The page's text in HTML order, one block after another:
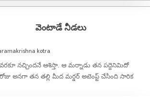
వెంటాడే నీడలు
kotra
నచ్చిందనే ఆశిస్తా. ఆ మర్నాడు తన పద్దెనిమిదో
అనగా తన తల్లి మీద మర్డర్ అటెంప్ట్ చేసింది సారిక